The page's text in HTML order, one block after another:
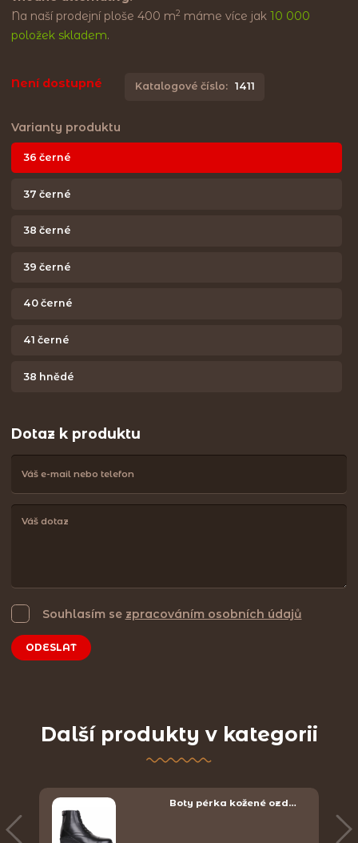
Na naší prodejní ploše 400 m2 máme více jak 10 000
položek skladem.
Není dostupné Katalogové číslo: 1411
Varianty produktu
36 černé
37 černé
38 černé
39 černé
40 černé
41 černé
38 hnědé
Dotaz k produktu
Souhlasím se zpracováním osobních údajů
ODESLAT
Další produkty v kategorii
Boty pérka kožené ozd…